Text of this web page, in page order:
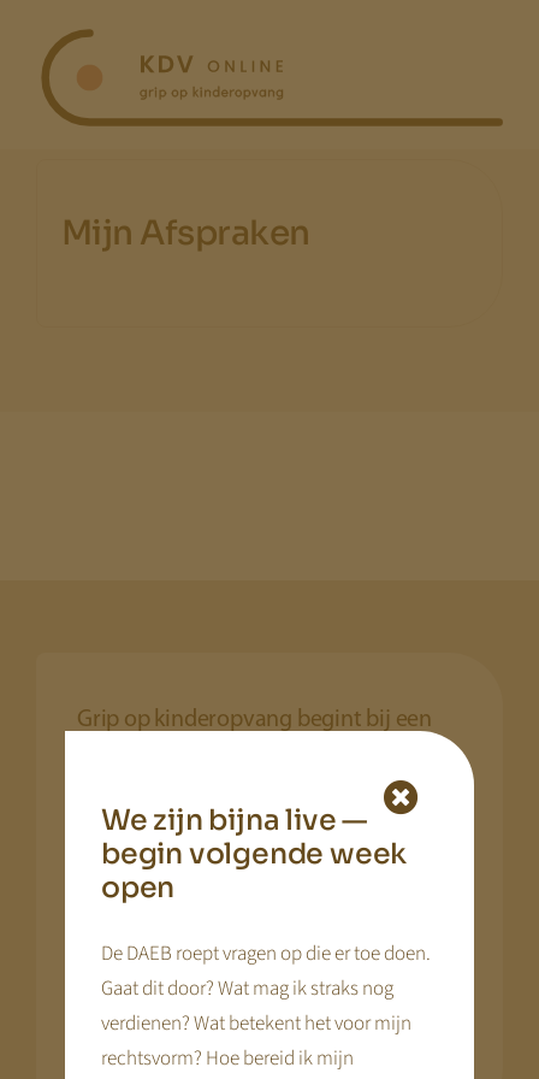
inhoud
Mijn Afspraken
Grip op kinderopvang begint bij een
KDV Online helpt kinderopvangorganisaties grip
te houden op een sector die verandert.
Wij ondersteunen bij tariefbesluitvorming,
financiële onderbouwing en positionering
richting 2029. Zo ontstaat duidelijkheid en
vertrouwen — voor ondernemers, ouders en
bestuur.
We zijn bijna live —
begin volgende week
open
De DAEB roept vragen op die er toe doen.
Gaat dit door? Wat mag ik straks nog
verdienen? Wat betekent het voor mijn
rechtsvorm? Hoe bereid ik mijn